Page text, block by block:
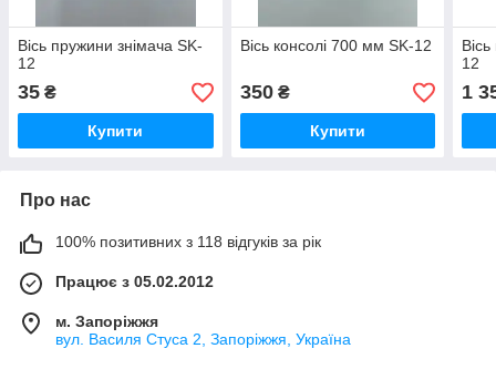
Вісь пружини знімача SK-
12
35 ₴
Купити
Вісь консолі 700 мм SK-12
350₴
Купити
12
1
Про нас
100% позитивних з 118 відгуків за рік
Працює з 05.02.2012
м. Запоріжжя
вул. Василя Стуса 2, Запоріжжя, Україна